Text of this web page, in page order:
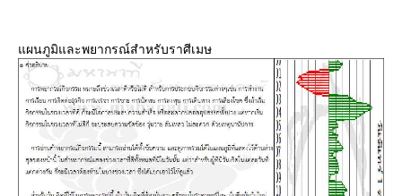
ผนภูมิและพยากรณ์สำหรับราศีเมษ